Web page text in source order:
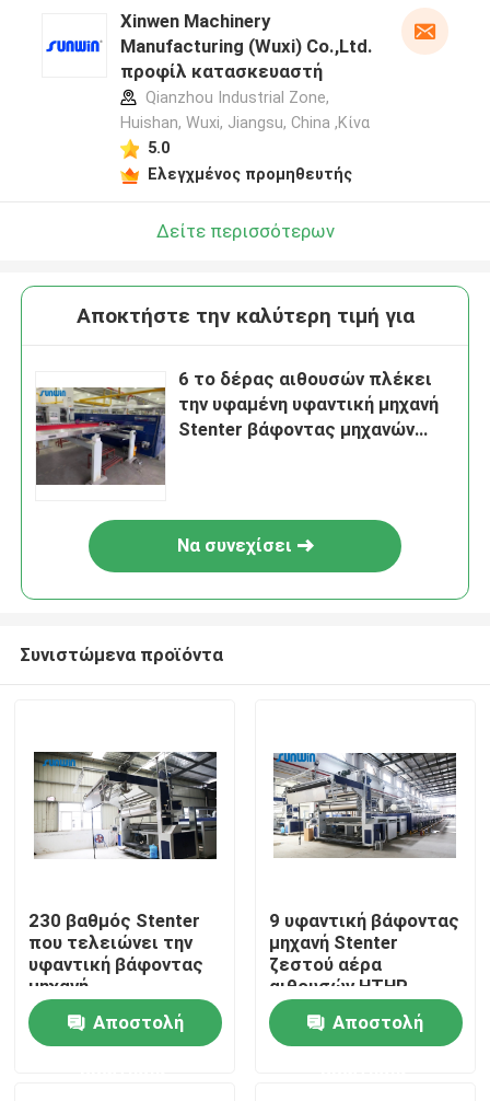
Σπίτι
Σχετικά με εμάς
Xinwen Machinery
Manufacturing (Wuxi) Co.,Ltd.
προφίλ κατασκευαστή
Qianzhou Industrial Zone,
Huishan, Wuxi, Jiangsu, China ,Κίνα
5.0
Ελεγχμένος προμηθευτής
Δείτε περισσότερων
Αποκτήστε την καλύτερη τιμή για
6 το δέρας αιθουσών πλέκει
την υφαμένη υφαντική μηχανή
Stenter βάφοντας μηχανών
Να συνεχίσει
Συνιστώμενα προϊόντα
230 βαθμός Stenter
που τελειώνει την
υφαντική βάφοντας
μηχανή
Αποστολή
9 υφαντική βάφοντας
μηχανή Stenter
ζεστού αέρα
αιθουσών HTHP
Αποστολή